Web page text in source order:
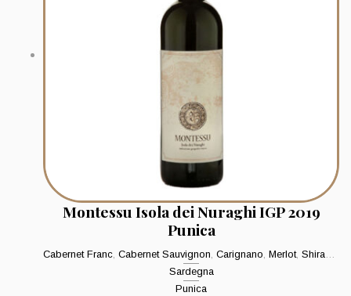
Montessu Isola dei Nuraghi IGP 2019
Punica
Cabernet Franc, Cabernet Sauvignon, Carignano, Merlot, Shiraz - Syrah
Sardegna
Punica